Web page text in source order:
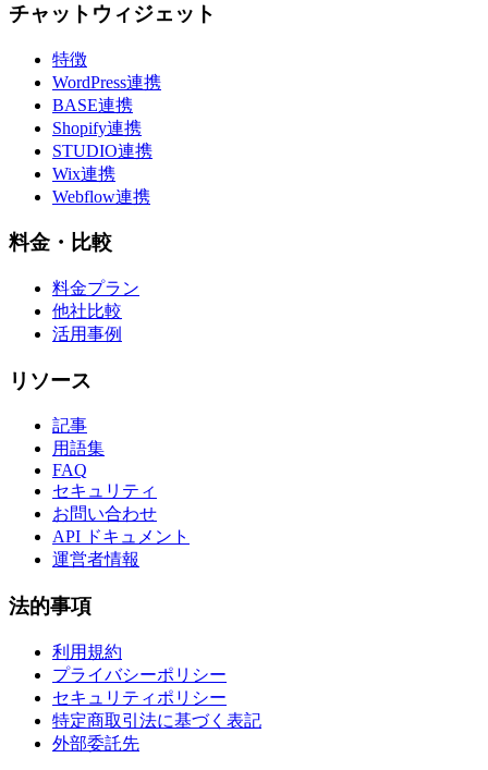
チャットウィジェット
特徴
WordPress連携
BASE連携
Shopify連携
STUDIO連携
Wix連携
Webflow連携
料金・比較
料金プラン
他社比較
活用事例
リソース
記事
用語集
FAQ
セキュリティ
お問い合わせ
API ドキュメント
運営者情報
法的事項
利用規約
プライバシーポリシー
セキュリティポリシー
特定商取引法に基づく表記
外部委託先